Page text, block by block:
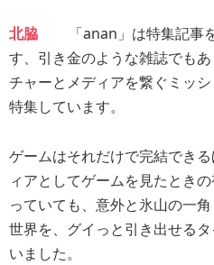
北脇
「anan」は特集記事
す、引き金のような雑誌でも
チャーとメディアを繋ぐミッ
特集しています。
ゲームはそれだけで完結でき
ィアとしてゲームを見たとき
っていても、意外と氷山の一
世界を、グイっと引き出せる
いました。